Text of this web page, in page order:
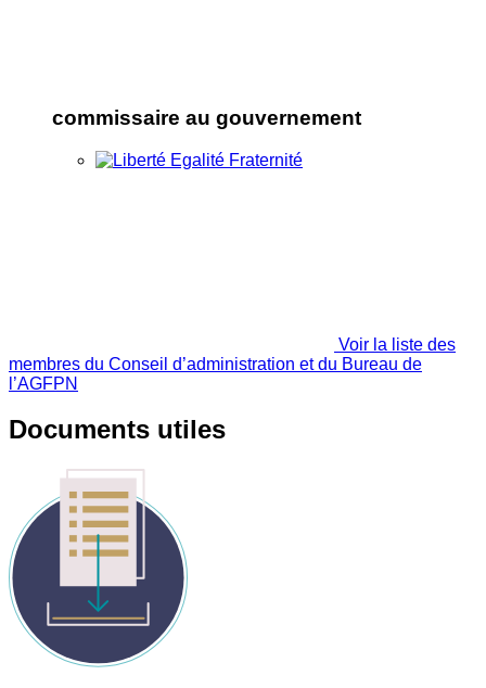
commissaire au gouvernement
Voir la liste des
membres du Conseil d’administration et du Bureau de
l’AGFPN
Documents utiles